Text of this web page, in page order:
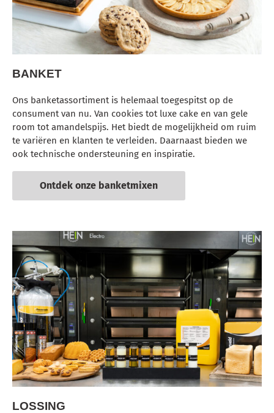
BANKET
Ons banketassortiment is helemaal toegespitst op de
consument van nu. Van cookies tot luxe cake en van gele
room tot amandelspijs. Het biedt de mogelijkheid om ruim
te variëren en klanten te verleiden. Daarnaast bieden we
ook technische ondersteuning en inspiratie.
Ontdek onze banketmixen
LOSSING